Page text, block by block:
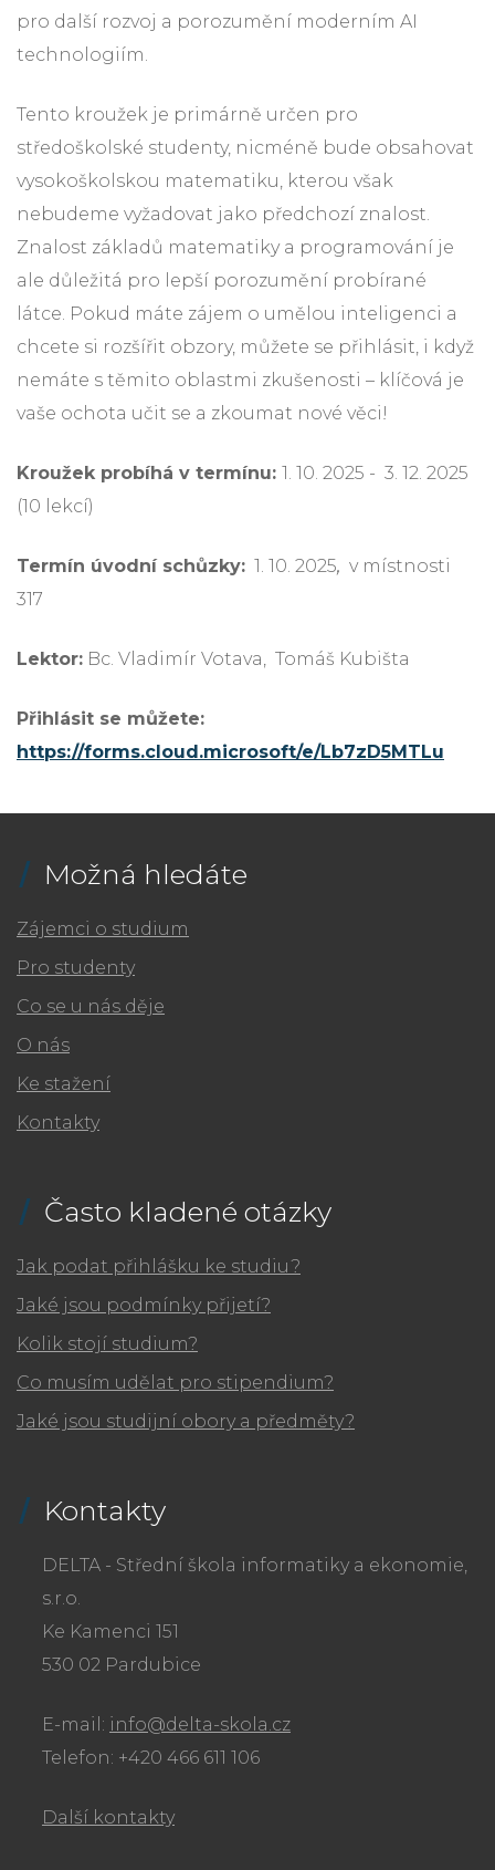
pro další rozvoj a porozumění moderním AI
technologiím.
Tento kroužek je primárně určen pro
středoškolské studenty, nicméně bude obsahovat
vysokoškolskou matematiku, kterou však
nebudeme vyžadovat jako předchozí znalost.
Znalost základů matematiky a programování je
ale důležitá pro lepší porozumění probírané
látce. Pokud máte zájem o umělou inteligenci a
chcete si rozšířit obzory, můžete se přihlásit, i když
nemáte s těmito oblastmi zkušenosti – klíčová je
vaše ochota učit se a zkoumat nové věci!
Kroužek probíhá v termínu: 1. 10. 2025 - 3. 12. 2025
(10 lekcí)
Termín úvodní schůzky: 1. 10. 2025, v místnosti
317
Lektor: Bc. Vladimír Votava, Tomáš Kubišta
Přihlásit se můžete:
https://forms.cloud.microsoft/e/Lb7zD5MTLu
Možná hledáte
Zájemci o studium
Pro studenty
Co se u nás děje
O nás
Ke stažení
Kontakty
Často kladené otázky
Jak podat přihlášku ke studiu?
Jaké jsou podmínky přijetí?
Kolik stojí studium?
Co musím udělat pro stipendium?
Jaké jsou studijní obory a předměty?
Kontakty
DELTA - Střední škola informatiky a ekonomie,
s.r.o.
Ke Kamenci 151
530 02 Pardubice
E-mail: info@delta-skola.cz
Telefon: +420 466 611 106
Další kontakty